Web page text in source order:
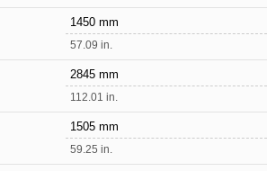
1450 mm
57.09 in.
2845 mm
112.01 in.
1505 mm
59.25 in.